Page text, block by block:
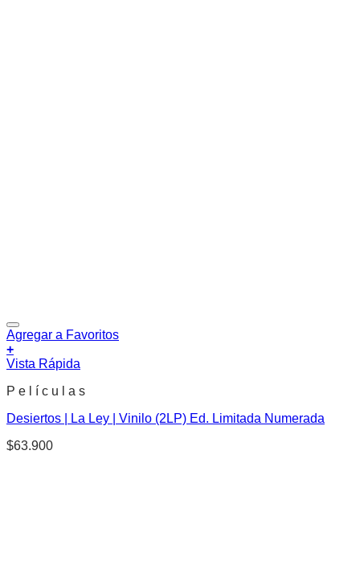
Agregar a Favoritos
+
Vista Rápida
P e l í c u l a s
Desiertos | La Ley | Vinilo (2LP) Ed. Limitada Numerada
$63.900